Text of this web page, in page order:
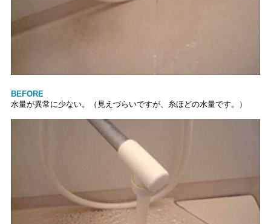
BEFORE
水量が異常に少ない。（見えづらいですが、糸ほどの水量です。）